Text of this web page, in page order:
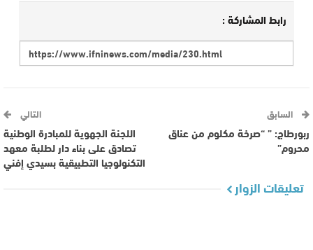
رابط المشاركة :
السابق
ربورطاج: ” “صرخة مكلوم من عناق
محروم”
التالي
اللجنة الجهوية للمبادرة الوطنية
تصادق على بناء دار لطلبة معهد
التكنولوجيا التطبيقية بسيدي إفني
تعليقات الزوار